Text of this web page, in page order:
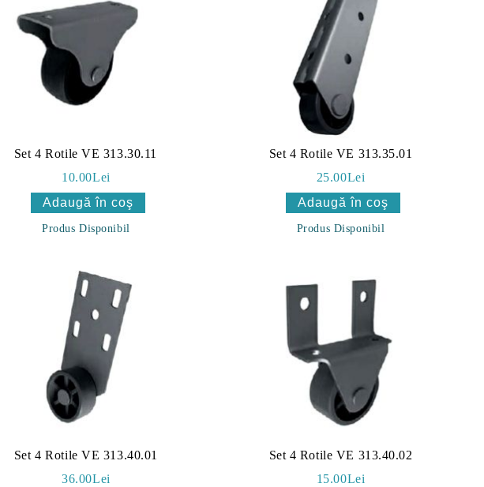
Set 4 Rotile VE 313.30.11
10.00Lei
Produs Disponibil
Set 4 Rotile VE 313.35.01
25.00Lei
Produs Disponibil
Set 4 Rotile VE 313.40.01
36.00Lei
Set 4 Rotile VE 313.40.02
15.00Lei